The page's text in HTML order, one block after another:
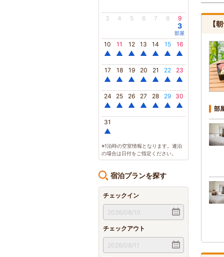
3 4 5 6 7 8 9
3
部屋
10
▲
11
▲
12
▲
13
▲
14
▲
15
▲
16
▲
17
▲
18
▲
19
▲
20
▲
21
▲
22
▲
23
▲
24
▲
25
▲
26
▲
27
▲
28
▲
29
▲
30
▲
31
▲
※1泊時の空室情報となります。連泊
の場合は日付をご指定ください。
宿泊プランを探す
チェックイン
チェックアウト
【
部